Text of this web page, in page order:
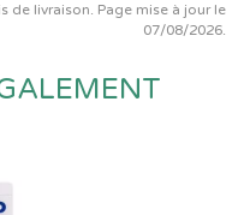
de livraison. Page mise à jour le
07/08/2026.